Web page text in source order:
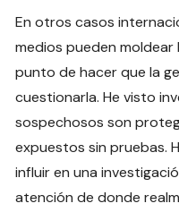
En otros casos
medios pueden
punto de hacer que la
cuestionarla. He visto
sospechosos son
expuestos sin pruebas.
influir en una
atención de donde